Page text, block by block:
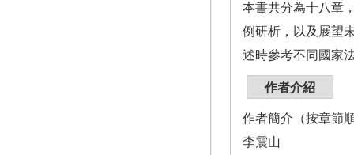
本書共分為十八章
例研析，以及展望
述時參考不同國家
作者介紹
作者簡介（按章節
李震山